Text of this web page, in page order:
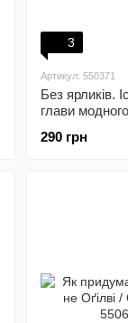
3
Артикул: 550371
Без ярликів.
глави
290 грн